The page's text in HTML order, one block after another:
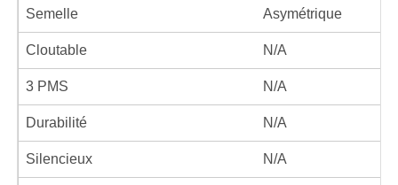
Semelle Asymétrique
Cloutable N/A
3 PMS N/A
Durabilité N/A
Silencieux N/A